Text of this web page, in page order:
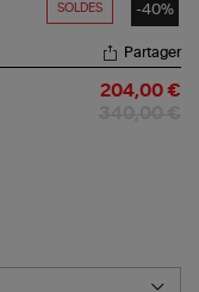
SOLDES -40%
Partager
204,00 €